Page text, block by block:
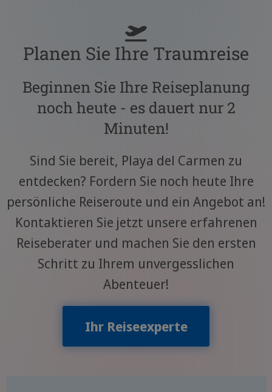
Planen Sie Ihre Traumreise
Beginnen Sie Ihre Reiseplanung
noch heute - es dauert nur 2
Minuten!
Sind Sie bereit, Playa del Carmen zu
entdecken? Fordern Sie noch heute Ihre
persönliche Reiseroute und ein Angebot an!
Kontaktieren Sie jetzt unsere erfahrenen
Reiseberater und machen Sie den ersten
Schritt zu Ihrem unvergesslichen
Abenteuer!
Ihr Reiseexperte